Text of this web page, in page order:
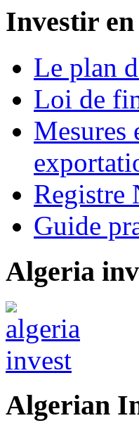
Investir
Le plan
Loi de
Mesures
Registre
Guide
Algeria
Algerian